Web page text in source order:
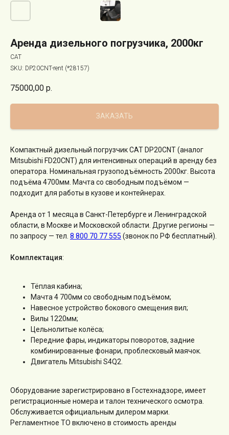
Аренда дизельного погрузчика, 2000кг
CAT
SKU: DP20CNT-rent (*28157)
75000,00 р.
ЗАКАЗАТЬ
Компактный дизельный погрузчик CAT DP20CNT (аналог
Mitsubishi FD20CNT) для интенсивных операций в аренду без
оператора. Номинальная грузоподъёмность 2000кг. Высота
подъёма 4700мм. Мачта со свободным подъёмом —
подходит для работы в кузове и контейнерах.
Аренда от 1 месяца в Санкт-Петербурге и Ленинградской
области, в Москве и Московской области. Другие регионы —
по запросу — тел. 8 800 70 77 555 (звонок по РФ бесплатный).
Комплектация:
Тёплая кабина;
Мачта 4 700мм со свободным подъёмом;
Навесное устройство бокового смещения вил;
Вилы 1220мм;
Цельнолитые колёса;
Передние фары, индикаторы поворотов, задние
комбинированные фонари, проблесковый маячок.
Двигатель Mitsubishi S4Q2.
Оборудование зарегистрировано в Гостехнадзоре, имеет
регистрационные номера и талон технического осмотра.
Обслуживается официальным дилером марки.
Регламентное ТО включено в стоимость аренды